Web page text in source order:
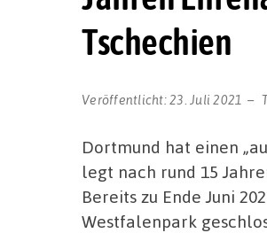
Tschechien
Veröffentlicht:23. Juli 2021
Dortmund hat einen
legt nach rund 15
Bereits zu Ende Juni
Westfalenpark